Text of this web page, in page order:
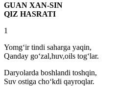
GUAN XAN-SIN
QIZ HASRATI
1
Yomg‘ir tindi saharga yaqin,
Qanday go‘zal,huv,oils tog‘lar.
Daryolarda boshlandi toshqin,
Suv ostiga cho‘kdi qayroqlar.